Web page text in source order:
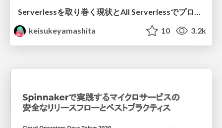
Serverlessを取り巻く現状とAll Serverlessでプロダクトを構築する苦労
keisukeyamashita
10 3.2k